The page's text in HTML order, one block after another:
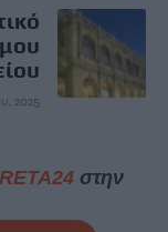
2025
στην